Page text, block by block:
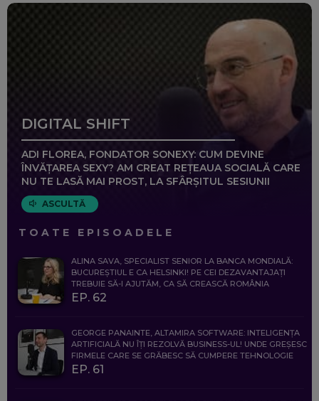
DIGITAL SHIFT
ADI FLOREA, FONDATOR SONEXY: CUM DEVINE
ÎNVĂȚAREA SEXY? AM CREAT REȚEAUA SOCIALĂ CARE
NU TE LASĂ MAI PROST, LA SFÂRȘITUL SESIUNII
ASCULTĂ
TOATE EPISOADELE
ALINA SAVA, SPECIALIST SENIOR LA BANCA MONDIALĂ:
BUCUREȘTIUL E CA HELSINKI! PE CEI DEZAVANTAJAȚI
TREBUIE SĂ-I AJUTĂM, CA SĂ CREASCĂ ROMÂNIA
EP. 62
GEORGE PANAINTE, ALTAMIRA SOFTWARE: INTELIGENȚA
ARTIFICIALĂ NU ÎȚI REZOLVĂ BUSINESS-UL! UNDE GREȘESC
FIRMELE CARE SE GRĂBESC SĂ CUMPERE TEHNOLOGIE
EP. 61